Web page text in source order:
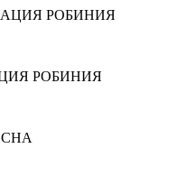
РОБИНИЯ
РОБИНИЯ